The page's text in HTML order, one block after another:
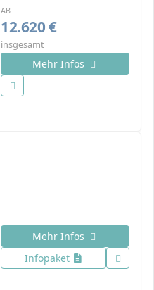
AB
12.620 €
insgesamt
Mehr Infos
Mehr Infos
Infopaket